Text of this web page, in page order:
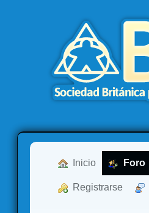
Inicio Foro
Registrarse